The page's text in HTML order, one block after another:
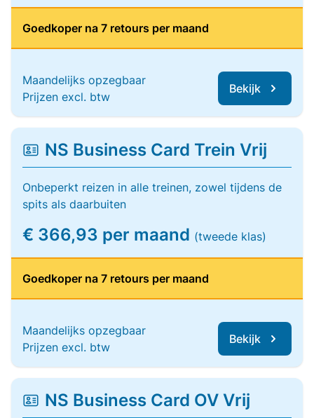
Goedkoper na 7 retours per maand
Maandelijks opzegbaar
Prijzen excl. btw
Bekijk
NS Business Card Trein Vrij
Onbeperkt reizen in alle treinen, zowel tijdens de
spits als daarbuiten
€ 366,93 per maand (tweede klas)
Goedkoper na 7 retours per maand
Maandelijks opzegbaar
Prijzen excl. btw
Bekijk
NS Business Card OV Vrij